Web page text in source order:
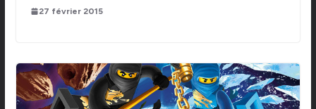
27 février 2015